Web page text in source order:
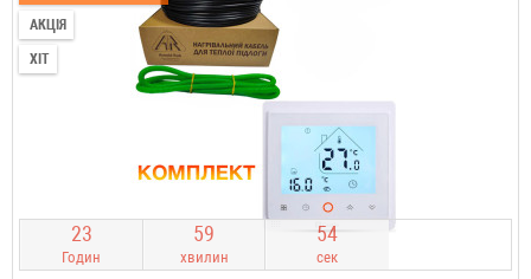
АКЦІЯ
ХІТ
23
Годин
59
хвилин
53
сек